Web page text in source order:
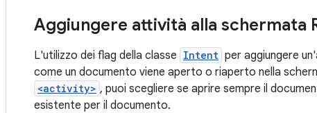
Aggiungere attività alla schermata
L'utilizzo dei flag della classe Intent per aggiungere
come un documento viene aperto o riaperto nella
<activity> , puoi scegliere se aprire sempre il
esistente per il documento.